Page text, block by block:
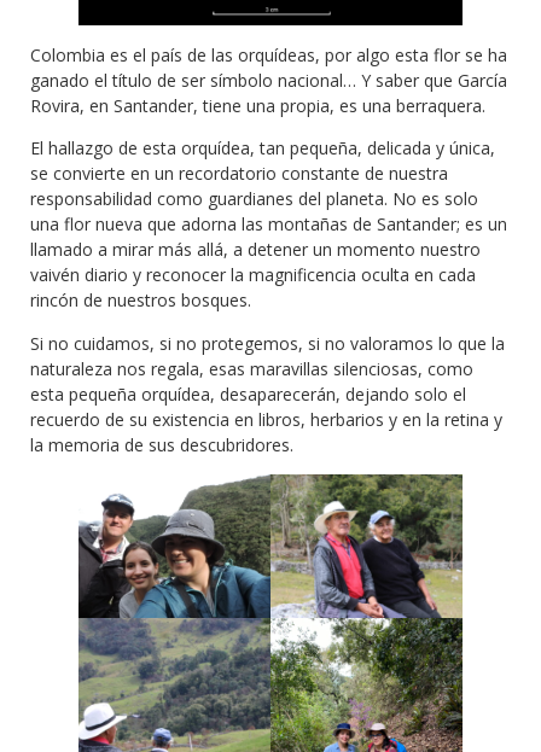
Colombia es el país de las orquídeas, por algo esta flor se ha
ganado el título de ser símbolo nacional… Y saber que García
Rovira, en Santander, tiene una propia, es una berraquera.
El hallazgo de esta orquídea, tan pequeña, delicada y única,
se convierte en un recordatorio constante de nuestra
responsabilidad como guardianes del planeta. No es solo
una flor nueva que adorna las montañas de Santander; es un
llamado a mirar más allá, a detener un momento nuestro
vaivén diario y reconocer la magnificencia oculta en cada
rincón de nuestros bosques.
Si no cuidamos, si no protegemos, si no valoramos lo que la
naturaleza nos regala, esas maravillas silenciosas, como
esta pequeña orquídea, desaparecerán, dejando solo el
recuerdo de su existencia en libros, herbarios y en la retina y
la memoria de sus descubridores.